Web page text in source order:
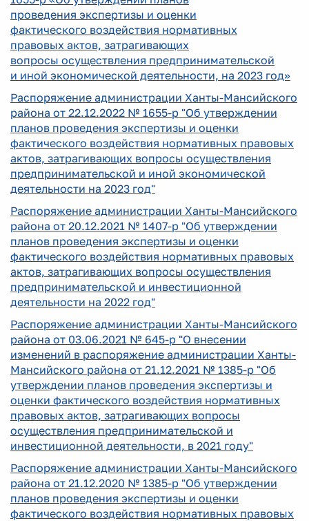
проведения экспертизы и оценки
фактического воздействия нормативных
правовых актов, затрагивающих
вопросы осуществления предпринимательской
и иной экономической деятельности, на 2023 год»
Распоряжение администрации Ханты-Мансийского
района от 22.12.2022 № 1655-р "Об утверждении
планов проведения экспертизы и оценки
фактического воздействия нормативных правовых
актов, затрагивающих вопросы осуществления
предпринимательской и иной экономической
деятельности на 2023 год"
Распоряжение администрации Ханты-Мансийского
района от 20.12.2021 № 1407-р "Об утверждении
планов проведения экспертизы и оценки
фактического воздействия нормативных правовых
актов, затрагивающих вопросы осуществления
предпринимательской и инвестиционной
деятельности на 2022 год"
Распоряжение администрации Ханты-Мансийского
района от 03.06.2021 № 645-р "О внесении
изменений в распоряжение администрации Ханты-
Мансийского района от 21.12.2021 № 1385-р "Об
утверждении планов проведения экспертизы и
оценки фактического воздействия нормативных
правовых актов, затрагивающих вопросы
осуществления предпринимательской и
инвестиционной деятельности, в 2021 году"
Распоряжение администрации Ханты-Мансийского
района от 21.12.2020 № 1385-р "Об утверждении
планов проведения экспертизы и оценки
фактического воздействия нормативных правовых